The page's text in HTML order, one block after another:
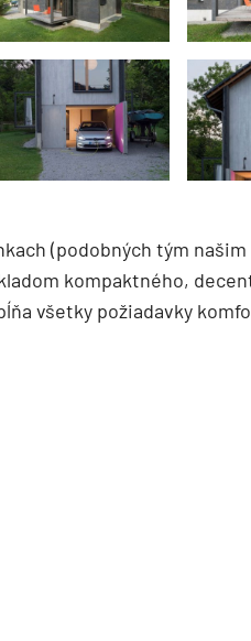
(podobných tým
kompaktného,
všetky požiadavky